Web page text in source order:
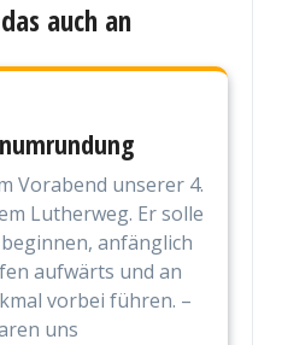
auch an
Vorabend unserer 4.
Lutherweg. Er solle
anfänglich
aufwärts und an
vorbei führen. –
uns